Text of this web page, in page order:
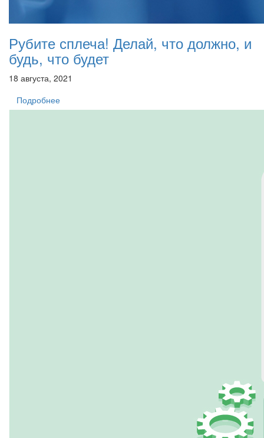
Рубите сплеча! Делай, что должно, и
будь, что будет
18 августа, 2021
Подробнее